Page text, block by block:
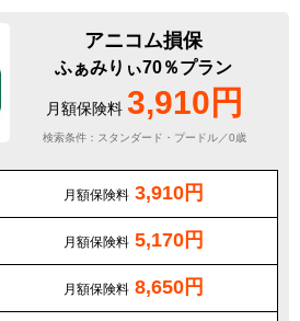
アニコム損保
ふぁみりぃ70％プラン
月額保険料 3,910円
検索条件：スタンダード・プードル／0歳
月額保険料 3,910円
月額保険料 5,170円
月額保険料 8,650円